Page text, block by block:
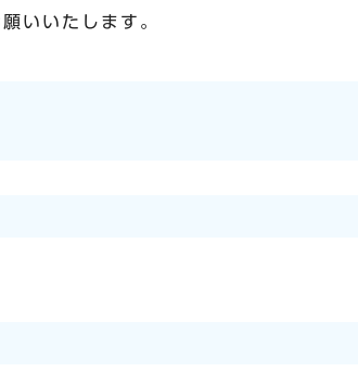
いいたします。